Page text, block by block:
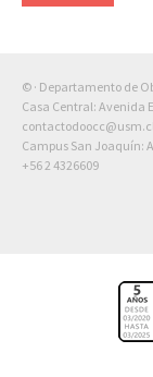
© · Departamento de
Casa Central: Avenida
contactodoocc@usm.cl
Campus San Joaquín:
+56 2 4326609